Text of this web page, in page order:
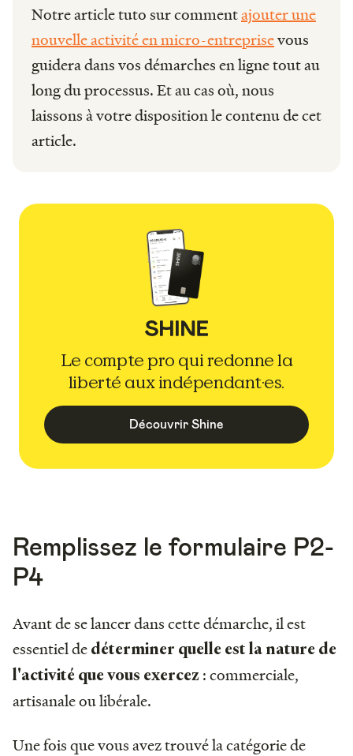
Notre article tuto sur commentajouter une
nouvelle activité en micro-entreprisevous
guidera dans vos démarches en ligne tout au
long du processus. Et au cas où, nous
laissons à votre disposition le contenu de cet
article.
Le compte pro qui redonne la
liberté aux indépendant·es.
Découvrir Shine
Remplissez le formulaire P2-
P4
Avant de se lancer dans cette démarche, il est
essentiel de déterminer quelle est la nature de
l'activité que vous exercez : commerciale,
artisanale ou libérale.
Une fois que vous avez trouvé la catégorie de